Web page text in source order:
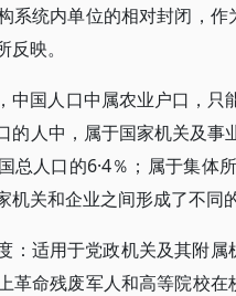
系统内单位的相对封闭，
映。
中国人口中属农业户口，只
的人中，属于国家机关及事
总人口的6·4％；属于集体
机关和企业之间形成了不同
：适用于党政机关及其附
革命残废军人和高等院校